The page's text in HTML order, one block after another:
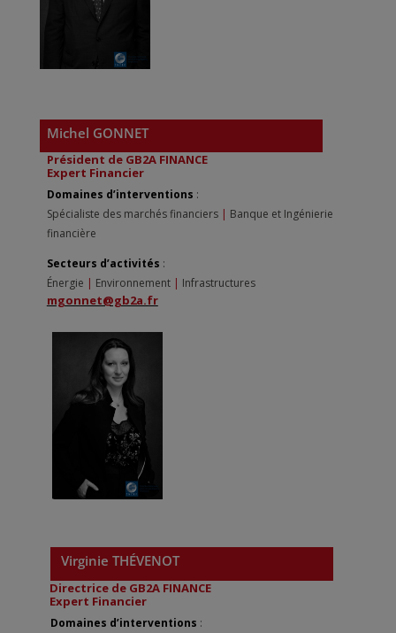
Michel GONNET
Président de GB2A FINANCE
Expert Financier
Domaines d’interventions :
Spécialiste des marchés financiers | Banque et Ingénierie
financière
Secteurs d’activités :
Énergie | Environnement | Infrastructures
mgonnet@gb2a.fr
Virginie THÉVENOT
Directrice de GB2A FINANCE
Expert Financier
Domaines d’interventions :